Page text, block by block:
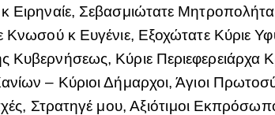
Σεβασμιώτατε
κ Ευγένιε, Εξοχώτατε Κύριε
Κύριε Περιεφερειάρχα
– Κύριοι Δήμαρχοι, Άγιοι
Στρατηγέ μου, Αξιότιμοι